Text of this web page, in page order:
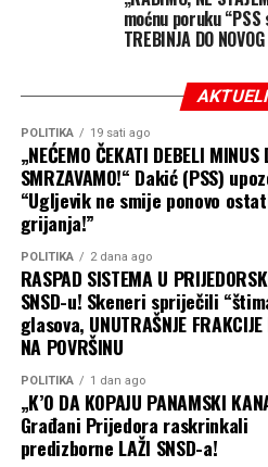
potkozarska
potrošen na
ponavljaju više
put sam
greška i
im lijepo i
odgovorio u
objasnio da
posljednjih 6
nijedan kredit
namjenu. A po
bivšeg
godine prije
moćnu poruku
TREBINJA DO
POLITIKA 19 sati ago
„NEĆEMO ČEKATI DEBELI MINUS
SMRZAVAMO!“ Dakić (PSS)
“Ugljevik ne smije ponovo
grijanja!”
POLITIKA 2 dana ago
RASPAD SISTEMA U
SNSD-u! Skeneri spriječili
glasova, UNUTRAŠNJE
NA POVRŠINU
POLITIKA 1 dan ago
„K’O DA KOPAJU PANAMSKI
Građani Prijedora raskrinkali
predizborne LAŽI SNSD-a!